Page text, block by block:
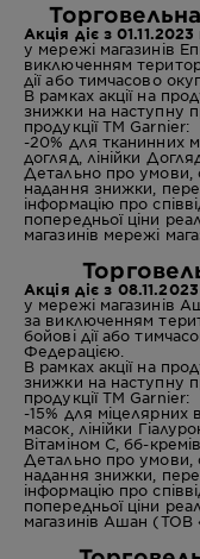
Акція діє з
у мережі магазинів
виключенням
дії або тимчасово
В рамках акції на
знижки на наступну
продукції ТМ Garnier:
-20% для тканинних
догляд, лінійки
Детально про умови,
надання знижки,
інформацію про
попередньої ціни
магазинів мережі
Акція діє з
у мережі магазинів
за виключенням
бойові дії або
Федерацією.
В рамках акції на
знижки на наступну
продукції ТМ Garnier:
-15% для міцелярних
масок, лінійки
Вітаміном С, бб-кремів.
Детально про умови,
надання знижки,
інформацію про
попередньої ціни
магазинів Ашан (ТОВ